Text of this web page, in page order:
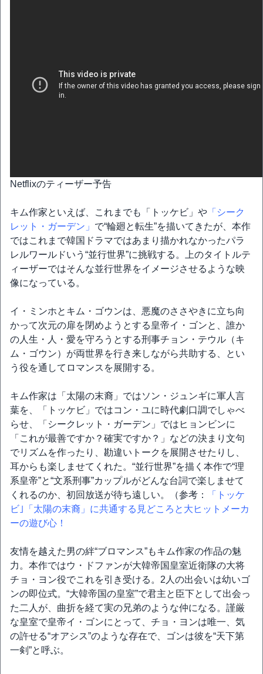
Netflixのティーザー予告
キム作家といえば、これまでも「トッケビ」や 「シーク
レット・ガーデン」 で“輪廻と転生”を描いてきたが、本作
ではこれまで韓国ドラマではあまり描かれなかったパラ
レルワールドいう“並行世界”に挑戦する。上のタイトルテ
ィーザーではそんな並行世界をイメージさせるような映
像になっている。
イ・ミンホとキム・ゴウンは、悪魔のささやきに立ち向
かって次元の扉を閉めようとする皇帝イ・ゴンと、誰か
の人生・人・愛を守ろうとする刑事チョン・テウル（キ
ム・ゴウン）が両世界を行き来しながら共助する、とい
う役を通してロマンスを展開する。
キム作家は「太陽の末裔」ではソン・ジュンギに軍人言
葉を、「トッケビ」ではコン・ユに時代劇口調でしゃべ
らせ、「シークレット・ガーデン」ではヒョンビンに
「これが最善ですか？確実ですか？」などの決まり文句
でリズムを作ったり、勘違いトークを展開させたりし、
耳からも楽しませてくれた。“並行世界”を描く本作で“理
系皇帝”と“文系刑事”カップルがどんな台詞で楽しませて
くれるのか、初回放送が待ち遠しい。（参考：
「トッケ
ビ｣「太陽の末裔」に共通する見どころと大ヒットメーカ
ーの遊び心！
友情を越えた男の絆“ブロマンス”もキム作家の作品の魅
力。本作ではウ・ドファンが大韓帝国皇室近衛隊の大将
チョ・ヨン役でこれを引き受ける。2人の出会いは幼いゴ
ンの即位式。“大韓帝国の皇室”で君主と臣下として出会っ
た二人が、曲折を経て実の兄弟のような仲になる。謹厳
な皇室で皇帝イ・ゴンにとって、チョ・ヨンは唯一、気
の許せる“オアシス”のような存在で、ゴンは彼を“天下第
一剣”と呼ぶ。